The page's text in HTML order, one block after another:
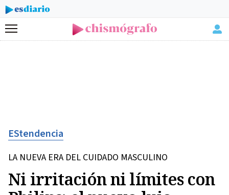
Menú
EStendencia
LA NUEVA ERA DEL CUIDADO MASCULINO
Ni irritación ni límites con